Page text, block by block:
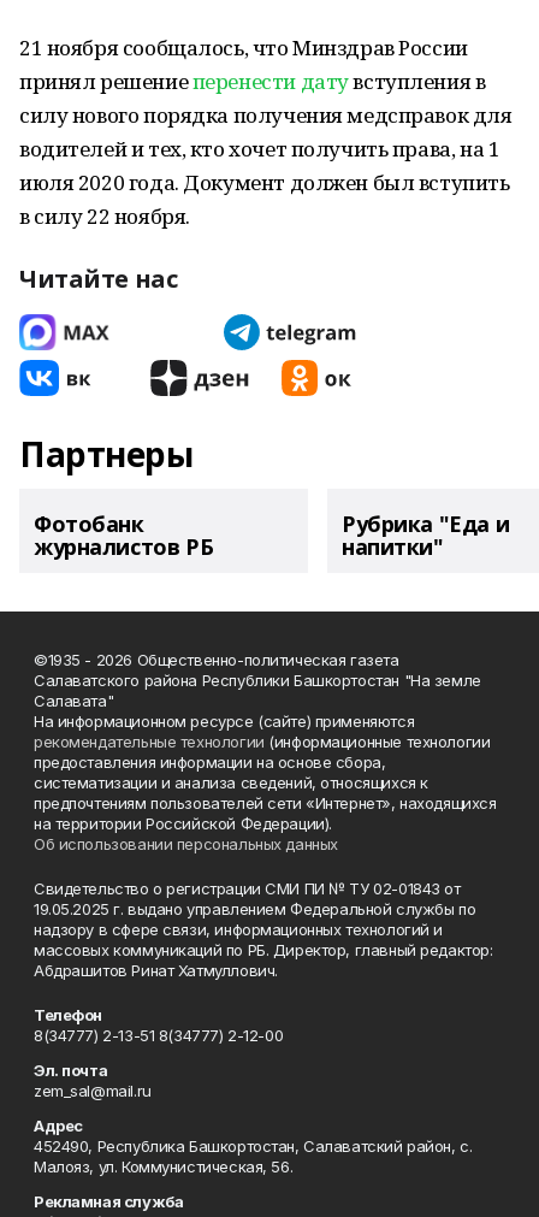
21 ноября сообщалось, что Минздрав России
принял решениеперенести датувступления в
силу нового порядка получения медсправок для
водителей и тех, кто хочет получить права, на 1
июля 2020 года. Документ должен был вступить
в силу 22 ноября.
Читайте нас
Партнеры
Фотобанк
журналистов РБ
Рубрика "Еда и
напитки"
©1935 - 2026 Общественно-политическая газета
Салаватского района Республики Башкортостан "На земле
Салавата"
На информационном ресурсе (сайте) применяются
рекомендательные технологии (информационные технологии
предоставления информации на основе сбора,
систематизации и анализа сведений, относящихся к
предпочтениям пользователей сети «Интернет», находящихся
на территории Российской Федерации).
Об использовании персональных данных
Свидетельство о регистрации СМИ ПИ № ТУ 02-01843 от
19.05.2025 г. выдано управлением Федеральной службы по
надзору в сфере связи, информационных технологий и
массовых коммуникаций по РБ. Директор, главный редактор:
Абдрашитов Ринат Хатмуллович.
Телефон
8(34777) 2-13-51 8(34777) 2-12-00
Эл. почта
zem_sal@mail.ru
Адрес
452490, Республика Башкортостан, Салаватский район, с.
Малояз, ул. Коммунистическая, 56.
Рекламная служба